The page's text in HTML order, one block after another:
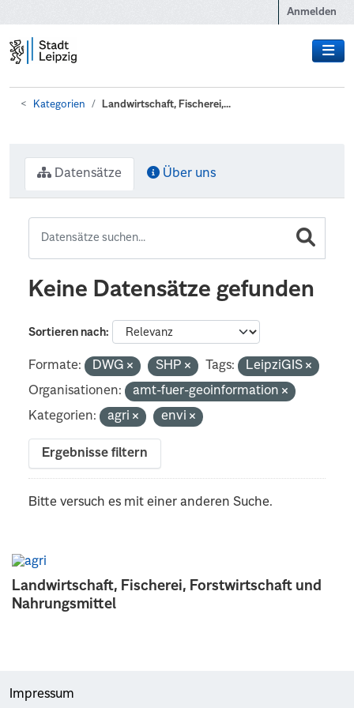
Anmelden
Kategorien Landwirtschaft, Fischerei,...
Landwirtschaft, Fischerei, Forstwirtschaft und
Nahrungsmittel
Datensätze Über uns
Keine Datensätze gefunden
Sortieren nach
Formate: DWG SHP Tags:
LeipziGIS
Organisationen:
amt-fuer-geoinformation
Kategorien:
agri envi
Ergebnisse filtern
Bitte versuch es mit einer anderen Suche.
Impressum